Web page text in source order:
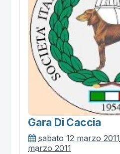
Gara Di Caccia
sabato 12 marzo 2011
marzo 2011